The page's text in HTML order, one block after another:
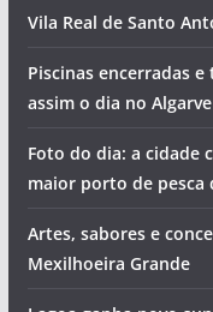
Vila Real de Santo
Piscinas encerradas
assim o dia no
Foto do dia: a cidade
maior porto de pesca
Artes, sabores e
Mexilhoeira Grande